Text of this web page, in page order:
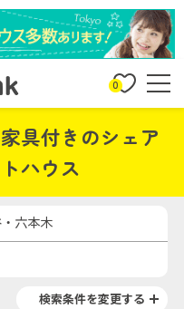
0
具付きのシェア
ハウス
六本木
検索条件を変更する